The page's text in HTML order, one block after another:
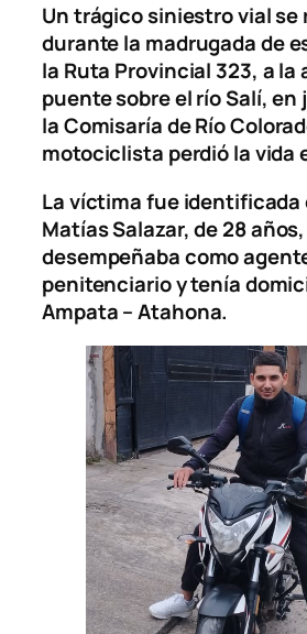
Un trágico siniestro vial se
durante la madrugada de
la Ruta Provincial 323, a la
puente sobre el río Salí,
la Comisaría de Río
motociclista perdió la vida
La víctima fue identificada
Matías Salazar, de 28
desempeñaba como
penitenciario y tenía
Ampata – Atahona.